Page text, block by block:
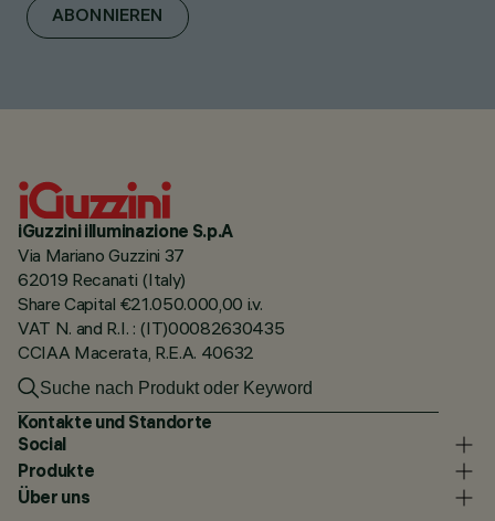
ABONNIEREN
iGuzzini illuminazione S.p.A
Via Mariano Guzzini 37
62019 Recanati (Italy)
Share Capital €21.050.000,00 i.v.
VAT N. and R.I. : (IT)00082630435
CCIAA Macerata, R.E.A. 40632
Kontakte und Standorte
Social
Produkte
Über uns